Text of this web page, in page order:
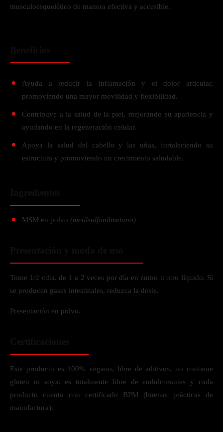
musculoesquelético de manera efectiva y accesible.
Ayuda a reducir la inflamación y el dolor articular,
promoviendo una mayor movilidad y flexibilidad.
Contribuye a la salud de la piel, mejorando su apariencia y
ayudando en la regeneración celular.
Apoya la salud del cabello y las uñas, fortaleciendo su
estructura y promoviendo un crecimiento saludable.
MSM en polvo (metilsulfonilmetano)
Tome 1/2 cdta. de 1 a 2 veces por día en zumo u otro líquido. Si
se producen gases intestinales, reduzca la dosis.
Presentación en polvo.
Este producto es 100% vegano, libre de aditivos, no contiene
gluten ni soya, es totalmente libre de endulcorantes y cada
producto cuenta con certificado BPM (buenas prácticas de
manufactura).